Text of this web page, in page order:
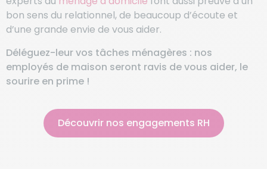
bon sens du relationnel, de beaucoup d’écoute et
d’une grande envie de vous aider.
Déléguez-leur vos tâches ménagères : nos
employés de maison seront ravis de vous aider, le
sourire en prime !
Découvrir nos engagements RH